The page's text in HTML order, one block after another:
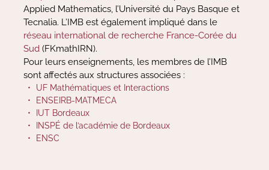
Applied Mathematics, l’Université du Pays Basque et
Tecnalia. L’IMB est également impliqué dans le
réseau international de recherche France-Corée du
Sud (FKmathIRN).
Pour leurs enseignements, les membres de l’IMB
sont affectés aux structures associées :
UF Mathématiques et Interactions
ENSEIRB-MATMECA
IUT Bordeaux
INSPÉ de l’académie de Bordeaux
ENSC